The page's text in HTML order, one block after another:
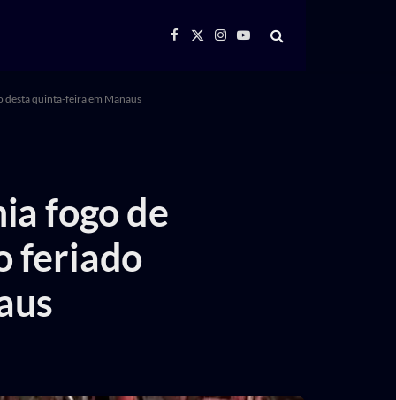
Facebook
X
Instagram
YouTube
desta quinta-feira em Manaus
fogo de
feriado